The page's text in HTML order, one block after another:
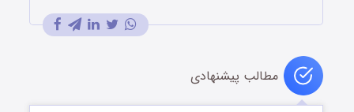
مطالب پیشنهادی